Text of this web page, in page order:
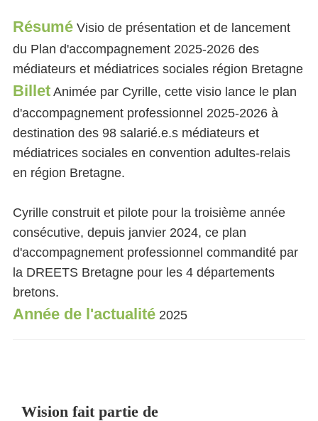
Résumé Visio de présentation et de lancement
du Plan d'accompagnement 2025-2026 des
médiateurs et médiatrices sociales région Bretagne
Billet Animée par Cyrille, cette visio lance le plan
d'accompagnement professionnel 2025-2026 à
destination des 98 salarié.e.s médiateurs et
médiatrices sociales en convention adultes-relais
en région Bretagne.
Cyrille construit et pilote pour la troisième année
consécutive, depuis janvier 2024, ce plan
d'accompagnement professionnel commandité par
la DREETS Bretagne pour les 4 départements
bretons.
Année de l'actualité 2025
Wision fait partie de